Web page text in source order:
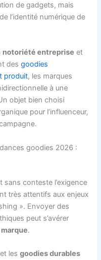
de gadgets, mais
l’identité numérique de
notoriété entreprise et
desgoodies
produit, les marques
à une
objet bien choisi
pour l’influenceur,
goodies 2026 :
sans conteste l’exigence
très attentifs aux enjeux
». Envoyer des
peut s’avérer
.
et lesgoodies durables